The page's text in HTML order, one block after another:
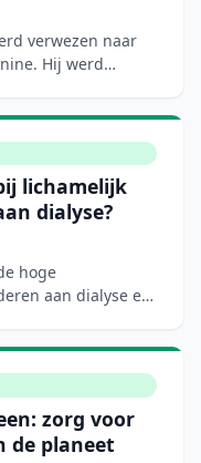
verwezen naar
Hij werd
lichamelijk
dialyse?
hoge
aan dialyse en
zorg voor
de planeet